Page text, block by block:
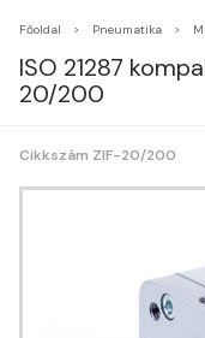
Főoldal Pneumatika
ISO 21287
20/200
Cikkszám ZIF-20/200